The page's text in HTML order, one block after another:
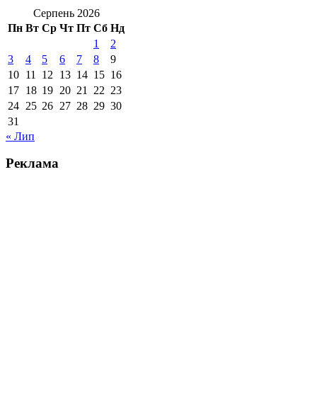
Серпень 2026
Пн Вт Ср Чт Пт Сб Нд
1
2
3
4 5 6 7 8
9
10 11 12 13 14 15 16
17 18 19 20 21 22 23
24 25 26 27 28 29 30
31
« Лип
Реклама